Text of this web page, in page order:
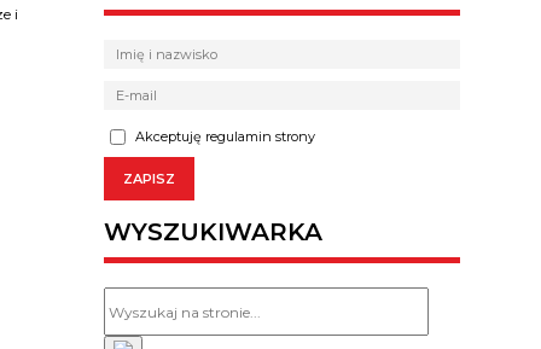
i
Akceptuję regulamin strony
WYSZUKIWARKA